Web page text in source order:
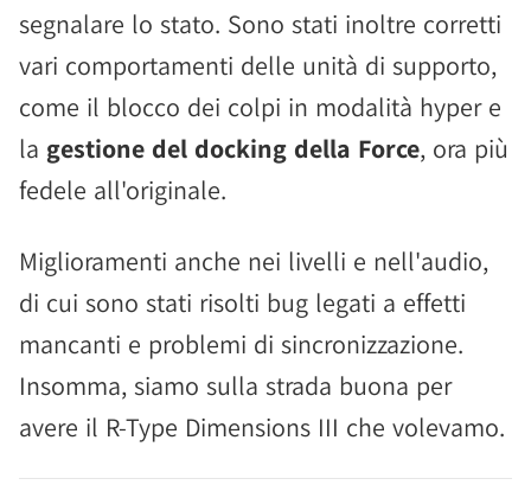
segnalare lo stato. Sono stati inoltre corretti
vari comportamenti delle unità di supporto,
come il blocco dei colpi in modalità hyper e
la gestione del docking della Force, ora più
fedele all'originale.
Miglioramenti anche nei livelli e nell'audio,
di cui sono stati risolti bug legati a effetti
mancanti e problemi di sincronizzazione.
Insomma, siamo sulla strada buona per
avere il R-Type Dimensions III che volevamo.